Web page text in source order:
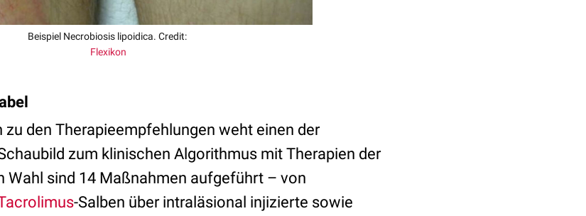
Beispiel Necrobiosis lipoidica. Credit:
Flexikon
zu den Therapieempfehlungen weht einen der
zum klinischen Algorithmus mit Therapien der
Wahl sind 14 Maßnahmen aufgeführt – von
-Salben über intraläsional injizierte sowie